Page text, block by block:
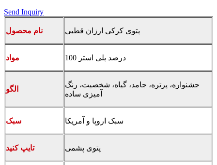
Send Inquiry
نام محصول پتوی کرکی ارزان قطبی
مواد 100 درصد پلی استر
الگو
جشنواره، پرتره، جامد، گیاه، شخصیت، رنگ
آمیزی ساده
سبک سبک اروپا و آمریکا
تایپ کنید پتوی پشمی